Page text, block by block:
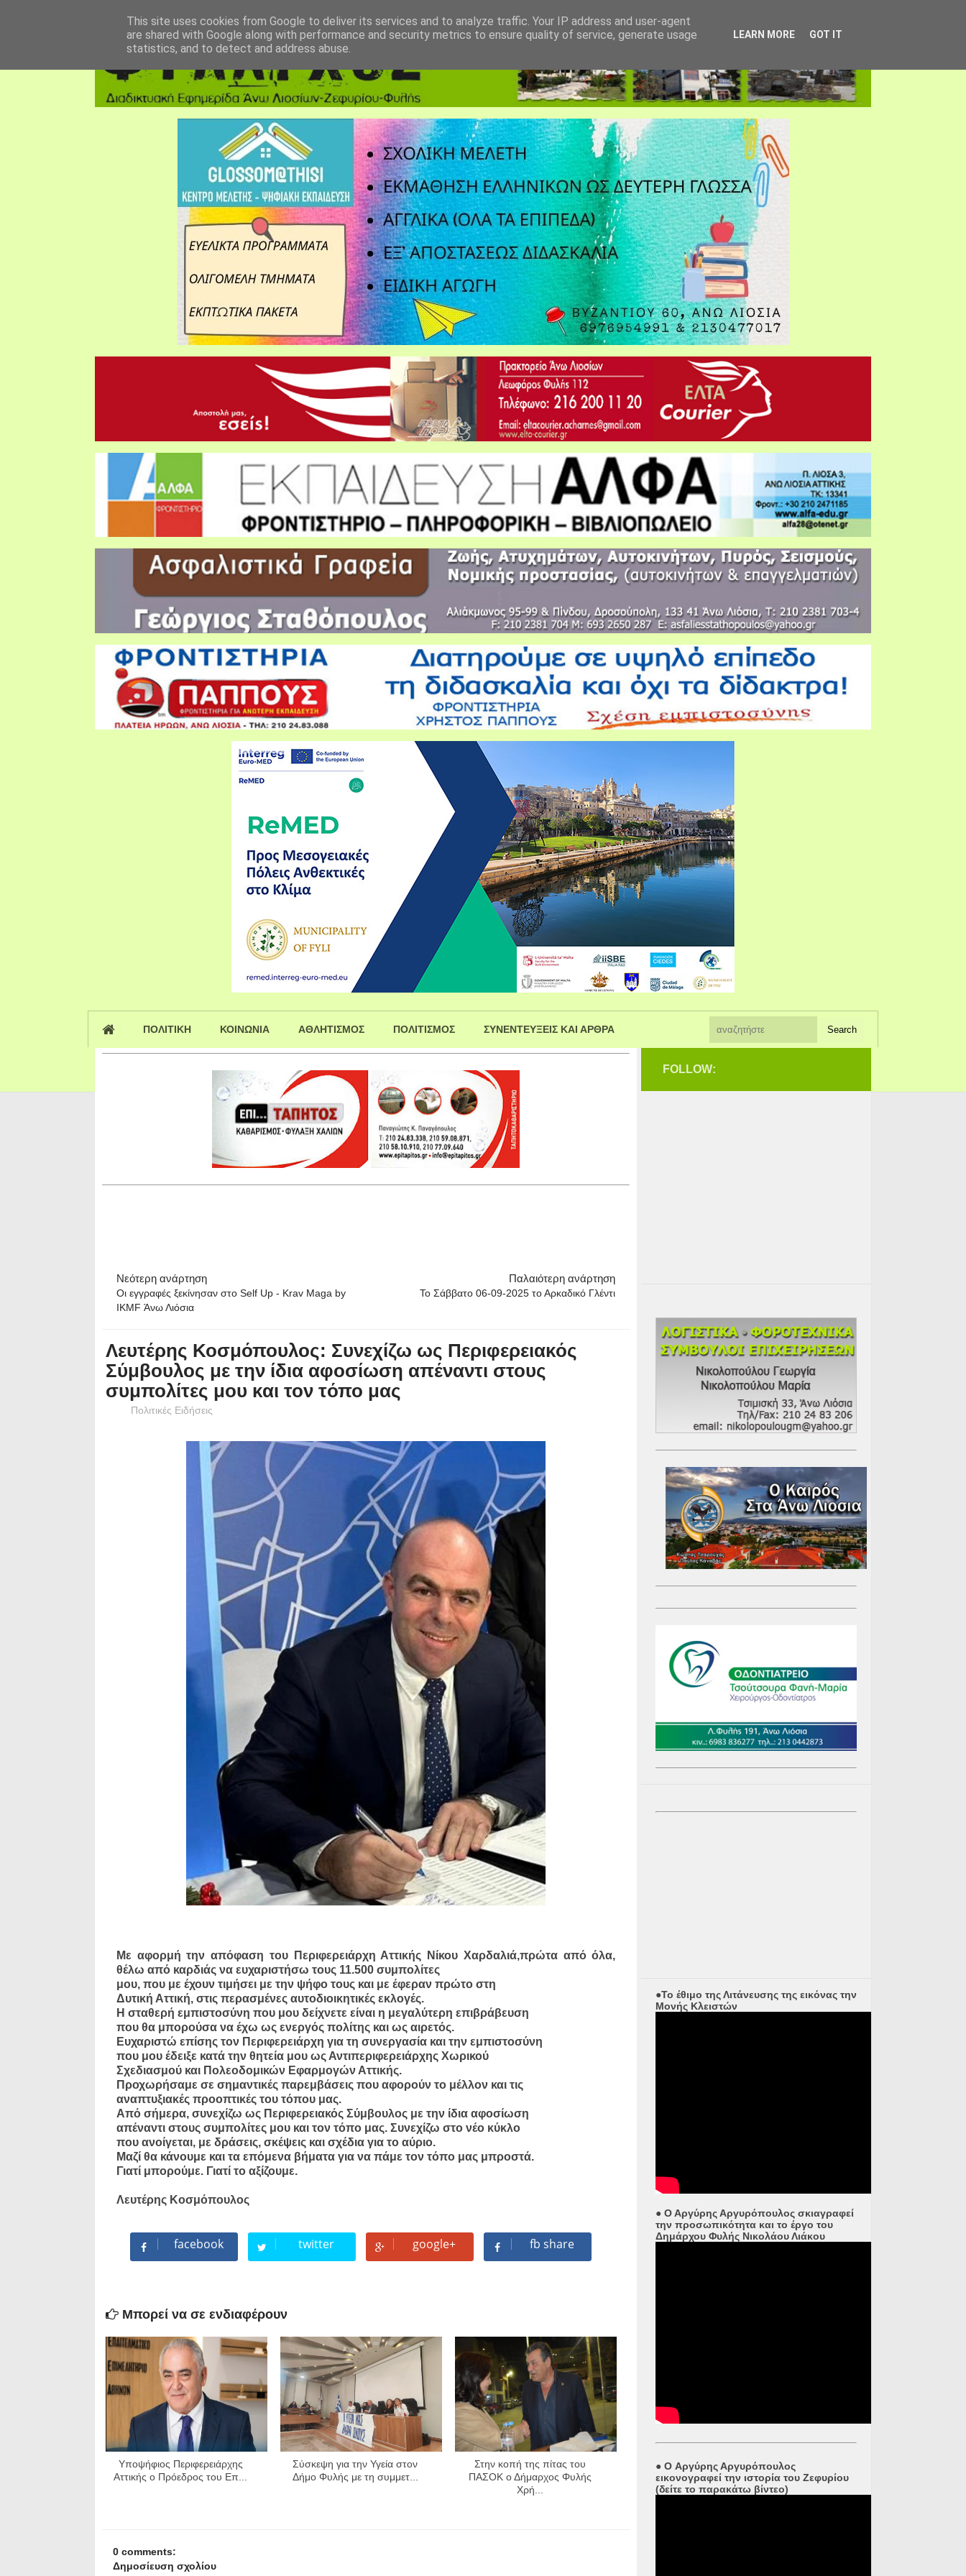
ΠΟΛΙΤΙΚΗ ΚΟΙΝΩΝΙΑ ΑΘΛΗΤΙΣΜΟΣ ΠΟΛΙΤΙΣΜΟΣ ΣΥΝΕΝΤΕΥΞΕΙΣ ΚΑΙ ΑΡΘΡΑ
Νεότερη ανάρτηση
Οι εγγραφές ξεκίνησαν στο Self Up - Krav Maga by
IKMF Άνω Λιόσια
Παλαιότερη ανάρτηση
Το Σάββατο 06-09-2025 το Αρκαδικό Γλέντι
Λευτέρης Κοσμόπουλος: Συνεχίζω ως Περιφερειακός
Σύμβουλος με την ίδια αφοσίωση απέναντι στους
συμπολίτες μου και τον τόπο μας
Πολιτικές Ειδήσεις
Με αφορμή την απόφαση του Περιφερειάρχη Αττικής Νίκου Χαρδαλιά,πρώτα από όλα,
θέλω από καρδιάς να ευχαριστήσω τους 11.500 συμπολίτες
μου, που με έχουν τιμήσει με την ψήφο τους και με έφεραν πρώτο στη
Δυτική Αττική, στις περασμένες αυτοδιοικητικές εκλογές.
Η σταθερή εμπιστοσύνη που μου δείχνετε είναι η μεγαλύτερη επιβράβευση
που θα μπορούσα να έχω ως ενεργός πολίτης και ως αιρετός.
Ευχαριστώ επίσης τον Περιφερειάρχη για τη συνεργασία και την εμπιστοσύνη
που μου έδειξε κατά την θητεία μου ως Αντιπεριφερειάρχης Χωρικού
Σχεδιασμού και Πολεοδομικών Εφαρμογών Αττικής.
Προχωρήσαμε σε σημαντικές παρεμβάσεις που αφορούν το μέλλον και τις
αναπτυξιακές προοπτικές του τόπου μας.
Από σήμερα, συνεχίζω ως Περιφερειακός Σύμβουλος με την ίδια αφοσίωση
απέναντι στους συμπολίτες μου και τον τόπο μας. Συνεχίζω στο νέο κύκλο
που ανοίγεται, με δράσεις, σκέψεις και σχέδια για το αύριο.
Μαζί θα κάνουμε και τα επόμενα βήματα για να πάμε τον τόπο μας μπροστά.
Γιατί μπορούμε. Γιατί το αξίζουμε.
Λευτέρης Κοσμόπουλος
facebook twitter google+ fb share
Μπορεί να σε ενδιαφέρουν
Υποψήφιος Περιφερειάρχης
Αττικής ο Πρόεδρος του Επ...
Σύσκεψη για την Υγεία στον
Δήμο Φυλής με τη συμμετ...
Στην κοπή της πίτας του
ΠΑΣΟΚ ο Δήμαρχος Φυλής
Χρή...
0 comments:
Δημοσίευση σχολίου
FOLLOW:
●Το έθιμο της Λιτάνευσης της εικόνας την
Μονής Κλειστών
● Ο Αργύρης Αργυρόπουλος σκιαγραφεί
την προσωπικότητα και το έργο του
Δημάρχου Φυλής Νικολάου Λιάκου
● O Αργύρης Αργυρόπουλος
εικονογραφεί την ιστορία του Ζεφυρίου
(δείτε το παρακάτω βίντεο)
This site uses cookies from Google to deliver its services and to analyze traffic. Your IP address and user-agent
are shared with Google along with performance and security metrics to ensure quality of service, generate usage
statistics, and to detect and address abuse.
LEARN MORE GOT IT